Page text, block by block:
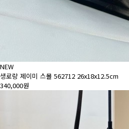
NEW
생로랑 제이미 스몰 562712 26x18x12.5cm
340,000원